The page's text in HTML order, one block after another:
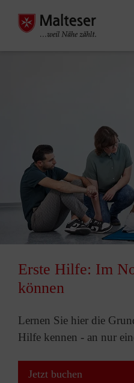
Erste Hilfe: Im
können
Lernen Sie hier die
Hilfe kennen - an nur
Jetzt buchen